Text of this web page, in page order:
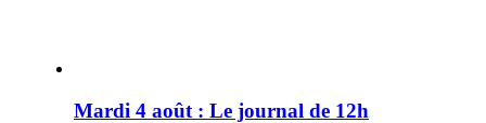
Mardi 4 août : Le journal de 12h